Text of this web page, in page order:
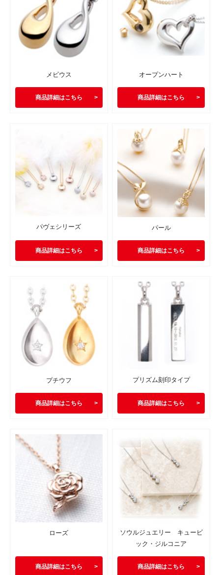
メビウス
商品詳細はこちら
オープンハート
商品詳細はこちら
パヴェシリーズ
商品詳細はこちら
パール
商品詳細はこちら
プチウフ
商品詳細はこちら
プリズム刻印タイプ
商品詳細はこちら
ローズ
商品詳細はこちら
ソウルジュエリー キュービ
ック・ジルコニア
商品詳細はこちら